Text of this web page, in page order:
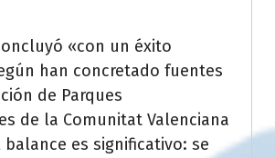
«con un éxito
han concretado fuentes
de Parques
de la Comunitat Valenciana
balance es significativo: se